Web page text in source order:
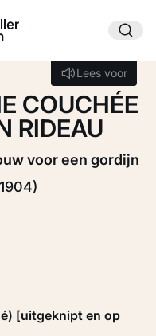
Lees voor
Lees voor
COUCHÉE
RIDEAU
voor een gordijn